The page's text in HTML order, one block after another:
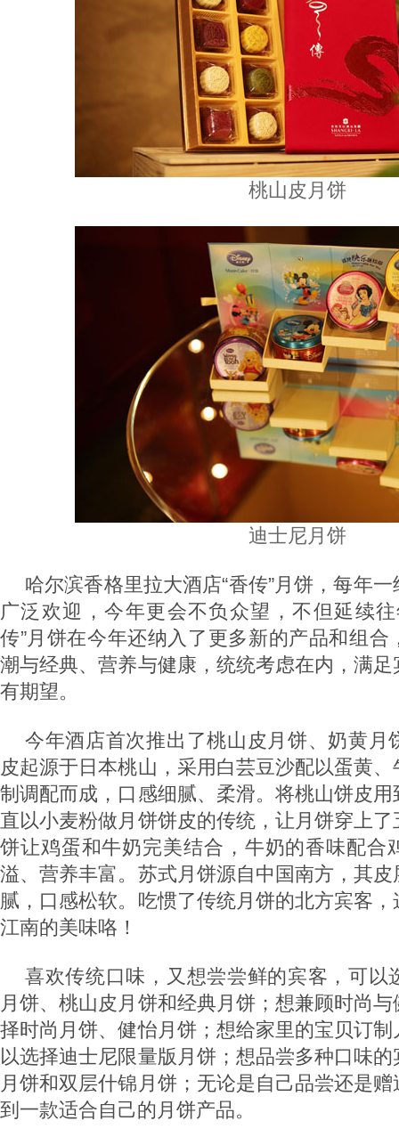
桃山皮月饼
迪士尼月饼
哈尔滨香格里拉大酒店“香传”月饼，每年
广泛欢迎，今年更会不负众望，不但延续
传”月饼在今年还纳入了更多新的产品和组合
潮与经典、营养与健康，统统考虑在内，满
有期望。
今年酒店首次推出了桃山皮月饼、奶黄月
皮起源于日本桃山，采用白芸豆沙配以蛋黄
制调配而成，口感细腻、柔滑。将桃山饼皮
直以小麦粉做月饼饼皮的传统，让月饼穿上
饼让鸡蛋和牛奶完美结合，牛奶的香味配合
溢、营养丰富。苏式月饼源自中国南方，其
腻，口感松软。吃惯了传统月饼的北方宾客
江南的美味咯！
喜欢传统口味，又想尝尝鲜的宾客，可以
月饼、桃山皮月饼和经典月饼；想兼顾时尚
择时尚月饼、健怡月饼；想给家里的宝贝订
以选择迪士尼限量版月饼；想品尝多种口味
月饼和双层什锦月饼；无论是自己品尝还是
到一款适合自己的月饼产品。